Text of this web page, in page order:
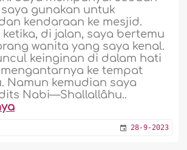
gunakan untuk
kendaraan ke mesjid.
ketika, di jalan, saya bertemu
wanita yang saya kenal.
keinginan di dalam hati
ke tempat
Namun kemudian saya
Nabi—Shallallâhu..
28-9-2023